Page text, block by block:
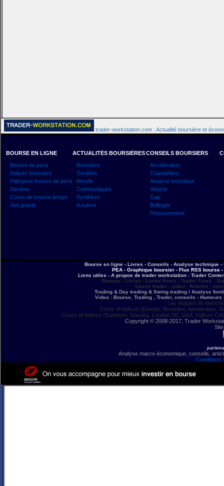
trader-workstation.com : Actualité boursière et
BOURSE EN LIGNE
Bourse de paris
Indices boursiers
Palmares bourse de paris
Devises
Cours de bourse temps
réel gratuit
ACTUALITÉS BOURSIÈRES
Boursière
Sociétés
Monde
Communiqués
Synthèse
A suivre
CONSEILS BOURSIERS
Accélération
Chandeliers
Analyse technique
Volume
Gap
Bollinger
Retournement
Bourse en ligne - Livres - Conseils - Analyse technique
PEA - Graphique boursier - Flux RSS bourse
Liens utiles - A propos de trader workstation - Trader
Finance - Livres - Livres Forex - Trader Forex -
Savoir trader - video - Articles -
Trading & Day trading & Swing trading / Analyse
Video : Bourse, Trading , Trader, conseils -
Les risques de
Cours et indices (Europe, Bruxelles, Amsterdam,
Cours et indices (Euronext, Nasdaq, London SE, DAX, Indices
Copyright © 2008-2017, Trader
Analyse macro économique, conseils,
Conditions